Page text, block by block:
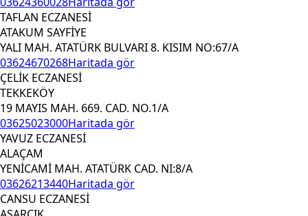
TAFLAN ECZANESİ
ATAKUM SAYFİYE
YALI MAH. ATATÜRK BULVARI 8. KISIM NO:67/A
03624670268Haritada gör
ÇELİK ECZANESİ
TEKKEKÖY
19 MAYIS MAH. 669. CAD. NO.1/A
03625023000Haritada gör
YAVUZ ECZANESİ
ALAÇAM
YENİCAMİ MAH. ATATÜRK CAD. NI:8/A
03626213440Haritada gör
CANSU ECZANESİ